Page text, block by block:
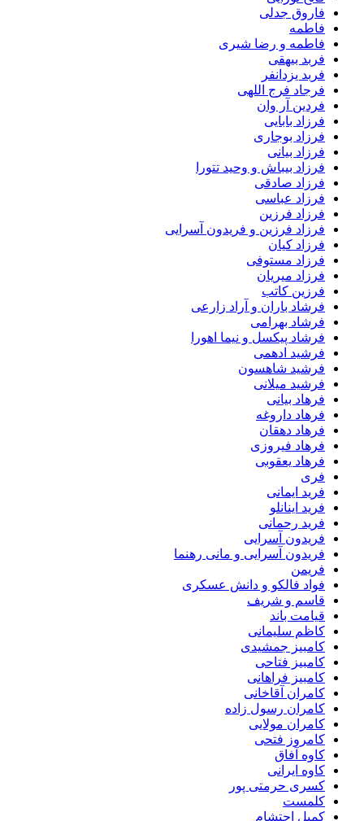
فاروق جدلی
فاطمه
فاطمه و رضا شیری
فربد بیهقی
فربد یزدانفر
فرجاد فرج اللهی
فردین آر وان
فرزاد بابایی
فرزاد بوجاری
فرزاد بیانی
فرزاد بیباش و وحید تتورا
فرزاد صادقی
فرزاد عباسی
فرزاد فرزین
فرزاد فرزین و فریدون آسرایی
فرزاد کیان
فرزاد مستوفی
فرزاد میریان
فرزین کاتب
فرشاد باران و آراد زارعی
فرشاد بهرامی
فرشاد پیکسل و نیما اهورا
فرشید ادهمی
فرشید شاهسون
فرشید میلانی
فرهاد بیانی
فرهاد داروغه
فرهاد دهقان
فرهاد فیروزی
فرهاد یعقوبی
فری
فرید ایمانی
فرید اینانلو
فرید رحمانی
فریدون آسرایی
فریدون آسرایی و مانی رهنما
فریمن
فواد فالکو و دانش عسکری
قاسم و شریف
قیامت باند
کاظم سلیمانی
کامبیز جمشیدی
کامبیز فتاحی
کامبیز فراهانی
کامران آقاخانی
کامران رسول زاده
کامران مولایی
کامروز فتحی
کاوه آفاق
کاوه ایرانی
کسری حرمتی پور
کلمست
کمیل احتشام